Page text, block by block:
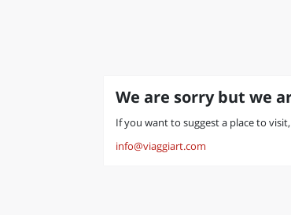
We are sorry but we
If you want to suggest a place to
info@viaggiart.com